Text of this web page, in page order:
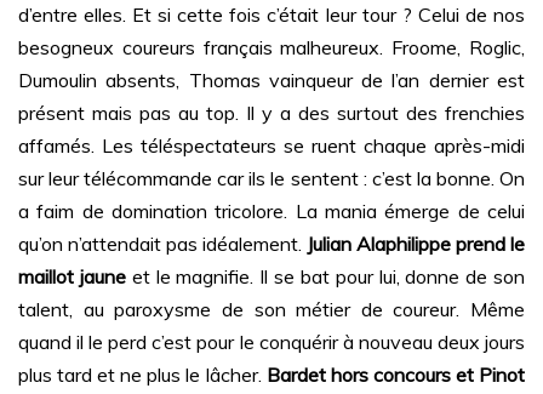
d’entre elles. Et si cette fois c’était leur tour ? Celui de nos
besogneux coureurs français malheureux. Froome, Roglic,
Dumoulin absents, Thomas vainqueur de l’an dernier est
présent mais pas au top. Il y a des surtout des frenchies
affamés. Les téléspectateurs se ruent chaque après-midi
sur leur télécommande car ils le sentent : c’est la bonne. On
a faim de domination tricolore. La mania émerge de celui
qu’on n’attendait pas idéalement. Julian Alaphilippe prend le
maillot jauneet le magnifie. Il se bat pour lui, donne de son
talent, au paroxysme de son métier de coureur. Même
quand il le perd c’est pour le conquérir à nouveau deux jours
plus tard et ne plus le lâcher. Bardet hors concours et Pinot